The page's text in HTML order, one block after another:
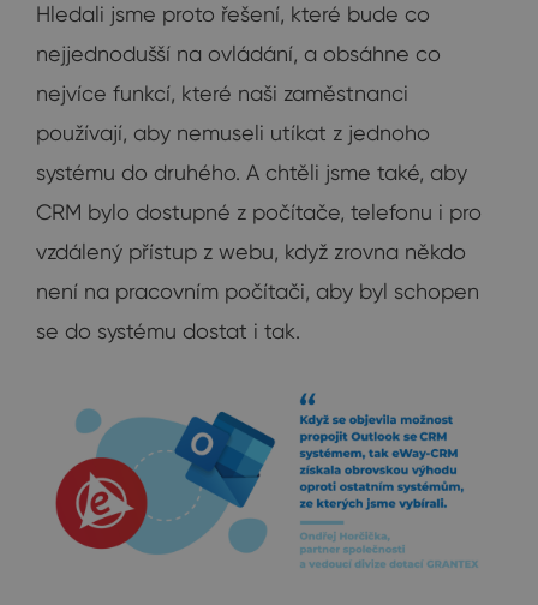
Hledali jsme proto řešení, které bude co
nejjednodušší na ovládání, a obsáhne co
nejvíce funkcí, které naši zaměstnanci
používají, aby nemuseli utíkat z jednoho
systému do druhého. A chtěli jsme také, aby
CRM bylo dostupné z počítače, telefonu i pro
vzdálený přístup z webu, když zrovna někdo
není na pracovním počítači, aby byl schopen
se do systému dostat i tak.